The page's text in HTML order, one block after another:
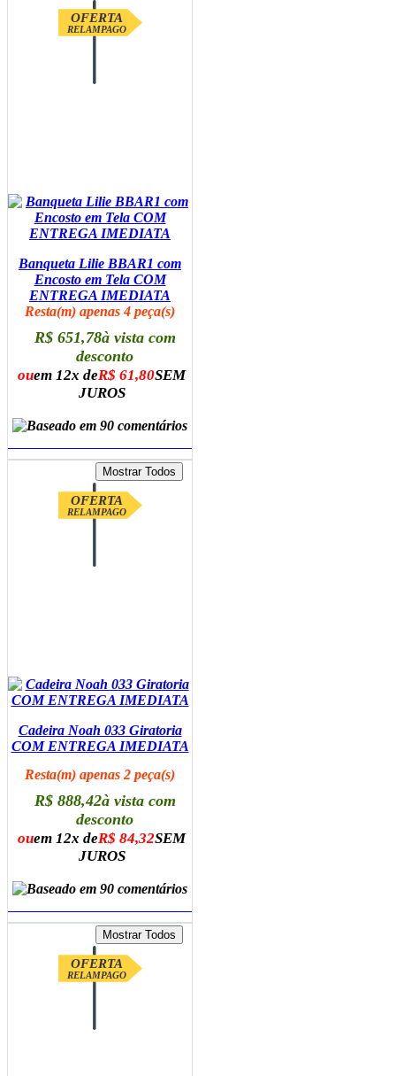
OFERTA
RELAMPAGO
Banqueta Lilie BBAR1 com
Encosto em Tela COM
ENTREGA IMEDIATA
Resta(m) apenas 4 peça(s)
R$ 651,78à vista com
desconto
ouem 12x deR$ 61,80SEM
JUROS
OFERTA
RELAMPAGO
Cadeira Noah 033 Giratoria
COM ENTREGA IMEDIATA
Resta(m) apenas 2 peça(s)
R$ 888,42à vista com
desconto
ouem 12x deR$ 84,32SEM
JUROS
OFERTA
RELAMPAGO